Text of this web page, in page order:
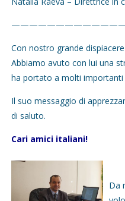
Con nostro grande
Abbiamo avuto con lui una
ha portato a molti importanti
Il suo messaggio di
di saluto.
Cari amici italiani!
Da